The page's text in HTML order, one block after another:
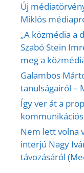
Új
Miklós
„A közmédia a
Szabó Stein
meg a
Galambos
tanulságairól –
Így ver át a
Nem lett volna
interjú Nagy
távozásáról